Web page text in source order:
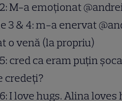
M-a emoționat
3 & 4: m-a enervat
o venă (la propriu)
cred ca eram puțin
credeți?
I love hugs. Alina loves